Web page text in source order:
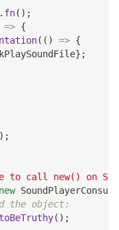
. fn( ) ;
=> {
( ( ) => {
} ;
) ;
to call new() on
new
the object:
toBeTruthy( ) ;